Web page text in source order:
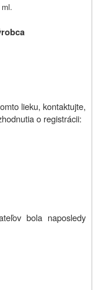
lieku, kontaktujte,
o registrácii:
bola naposledy